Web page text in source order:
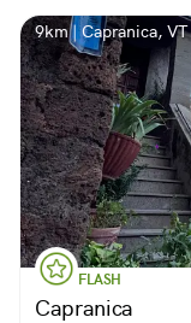
9km | Capranica, VT
FLASH
Capranica